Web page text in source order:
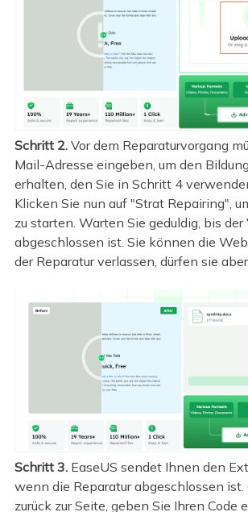
Schritt 2.Vor dem Reparaturvorgang
Mail-Adresse eingeben, um den
erhalten, den Sie in Schritt 4
Klicken Sie nun auf "Strat Repairing",
zu starten. Warten Sie geduldig, bis der
abgeschlossen ist. Sie können die
der Reparatur verlassen, dürfen sie
Schritt 3. EaseUS sendet Ihnen den
wenn die Reparatur abgeschlossen ist.
zurück zur Seite, geben Sie Ihren Code